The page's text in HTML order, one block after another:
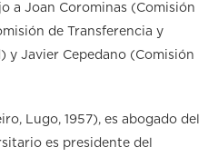
a Joan Corominas (Comisión
de Transferencia y
y Javier Cepedano (Comisión
Lugo, 1957), es abogado del
es presidente del